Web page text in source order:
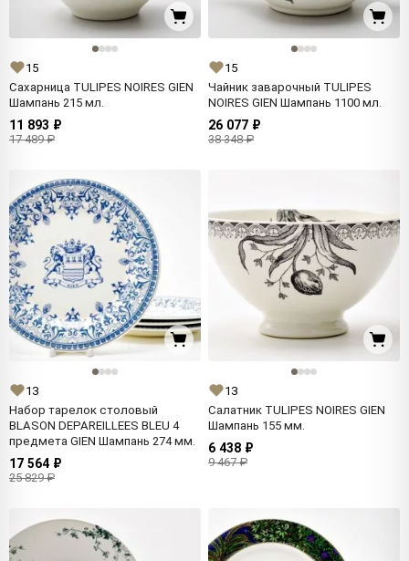
15
Сахарница TULIPES NOIRES GIEN
Шампань 215 мл.
11 893 ₽
17 489 ₽
15
Чайник заварочный TULIPES
NOIRES GIEN Шампань 1100 мл.
26 077 ₽
38 348 ₽
13
Набор тарелок столовый
BLASON DEPAREILLEES BLEU 4
предмета GIEN Шампань 274 мм.
17 564 ₽
25 829 ₽
13
Салатник TULIPES NOIRES GIEN
Шампань 155 мм.
6 438 ₽
9 467 ₽